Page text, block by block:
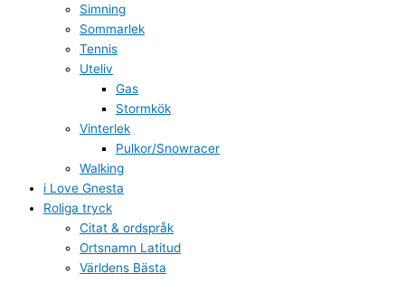
Simning
Sommarlek
Tennis
Uteliv
Gas
Stormkök
Vinterlek
Pulkor/Snowracer
Walking
i Love Gnesta
Roliga tryck
Citat & ordspråk
Ortsnamn Latitud
Världens Bästa